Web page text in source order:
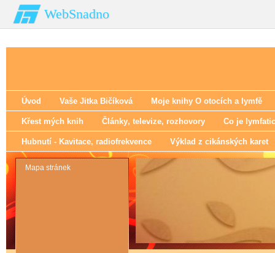
WebSnadno
Úvod Vaše Jitka Bičíková Moje knihy O otocích a lymfě
Křest mých knih Články‚ televize‚ rozhovory Co je
Hubnutí - Kavitace‚ radiofrekvence Výklad z cikánských karet
Mapa stránek